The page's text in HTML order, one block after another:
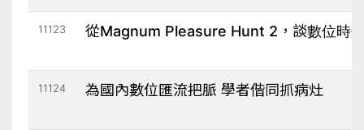
11123 從Magnum Pleasure Hunt 2，談數位時
11124 為國內數位匯流把脈 學者偕同抓病灶